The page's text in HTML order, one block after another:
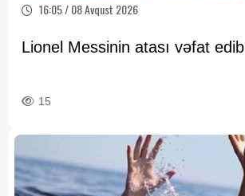
16:05 / 08 Avqust 2026
Lionel Messinin atası vəfat edib
15